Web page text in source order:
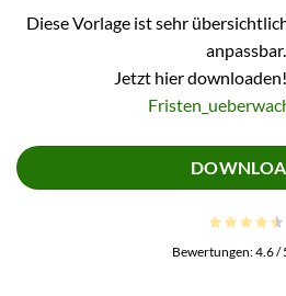
Diese Vorlage ist sehr
anpassbar.
Jetzt hier
Bewertungen:4.6/